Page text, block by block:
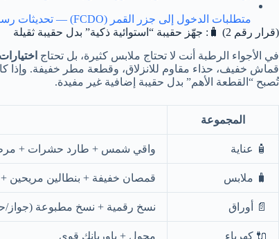
متطلبات الدخول إلى جزر القمر (FCDO) — تحديثات رسمية
(قرار رقم 2) 🧳: جهّز حقيبة “استوائية ذكية” بدل حقيبة ثقيلة
في الأجواء الرطبة أنت لا تحتاج ملابس كثيرة، بل تحتاج
قماش خفيف، حذاء مقاوم للانزلاق، وقطعة مطر خفيفة. وإذا
تُصبح “القطعة الأهم” بدل حقيبة إضافية غير مفيدة.
المجموعة
🧴 عناية واقي شمس + طارد حشرات +
🧳 ملابس قمصان خفيفة + بنطالين مريحين
📄 أوراق نسخ رقمية + نسخ مطبوعة (جواز/
🔌 كهرباء محول + باوربانك قوي